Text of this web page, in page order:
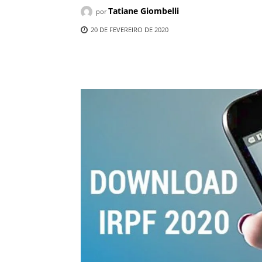
por Tatiane Giombelli
20 DE FEVEREIRO DE 2020